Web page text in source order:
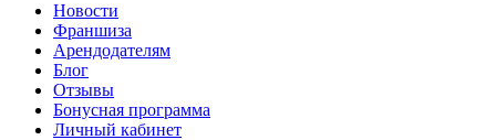
Новости
Франшиза
Арендодателям
Блог
Отзывы
Бонусная программа
Личный кабинет